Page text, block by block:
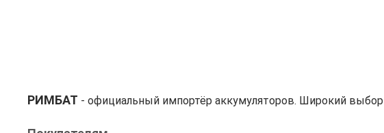
РИМБАТ - официальный импортёр аккумуляторов. Широкий